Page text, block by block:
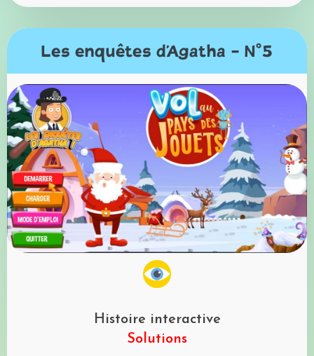
Les enquêtes d'Agatha - N°5
Histoire interactive
Solutions